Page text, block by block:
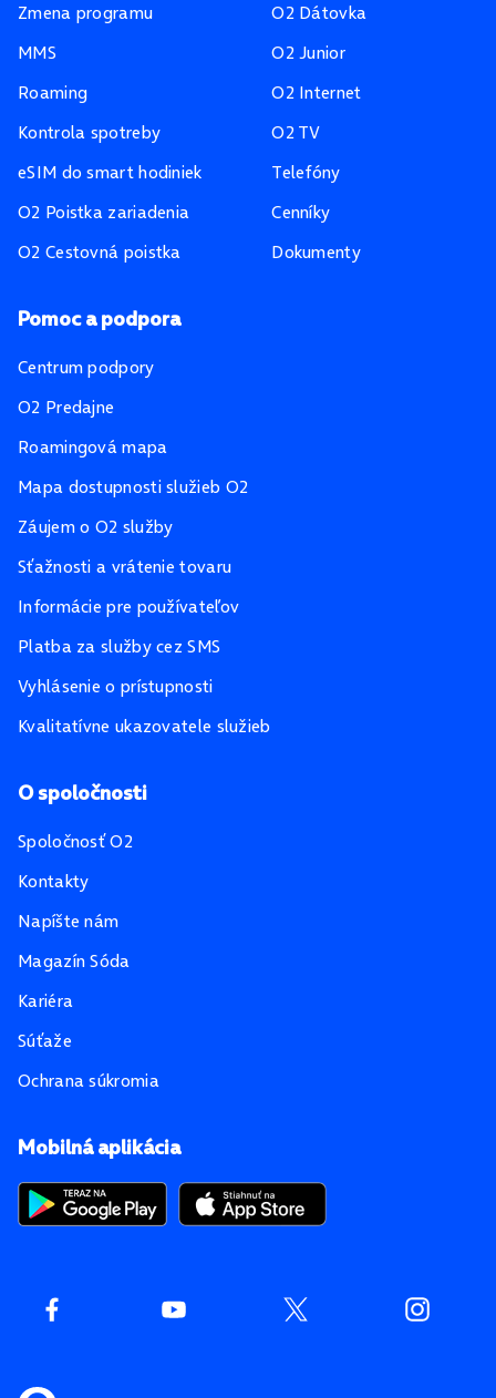
Mobilná aplikácia
Zmena programu
MMS
Roaming
Kontrola spotreby
eSIM do smart hodiniek
O2 Poistka zariadenia
O2 Cestovná poistka
O2 Dátovka
O2 Junior
O2 Internet
O2 TV
Telefóny
Cenníky
Dokumenty
Pomoc a podpora
Centrum podpory
O2 Predajne
Roamingová mapa
Mapa dostupnosti služieb O2
Záujem o O2 služby
Sťažnosti a vrátenie tovaru
Informácie pre používateľov
Platba za služby cez SMS
Vyhlásenie o prístupnosti
Kvalitatívne ukazovatele služieb
O spoločnosti
Spoločnosť O2
Kontakty
Napíšte nám
Magazín Sóda
Kariéra
Súťaže
Ochrana súkromia